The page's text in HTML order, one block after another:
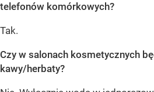
telefonów komórkowych?
Tak.
Czy w salonach kosmetycznych
kawy/herbaty?